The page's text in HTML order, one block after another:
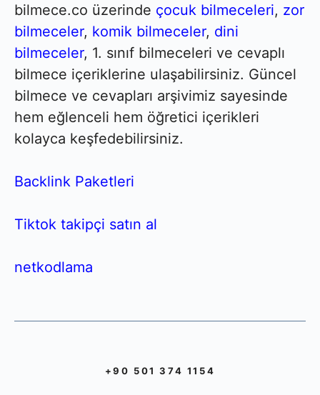
bilmece.co üzerinde çocuk bilmeceleri, zor
bilmeceler, komik bilmeceler, dini
bilmeceler, 1. sınıf bilmeceleri ve cevaplı
bilmece içeriklerine ulaşabilirsiniz. Güncel
bilmece ve cevapları arşivimiz sayesinde
hem eğlenceli hem öğretici içerikleri
kolayca keşfedebilirsiniz.
Backlink Paketleri
Tiktok takipçi satın al
netkodlama
+90 501 374 1154